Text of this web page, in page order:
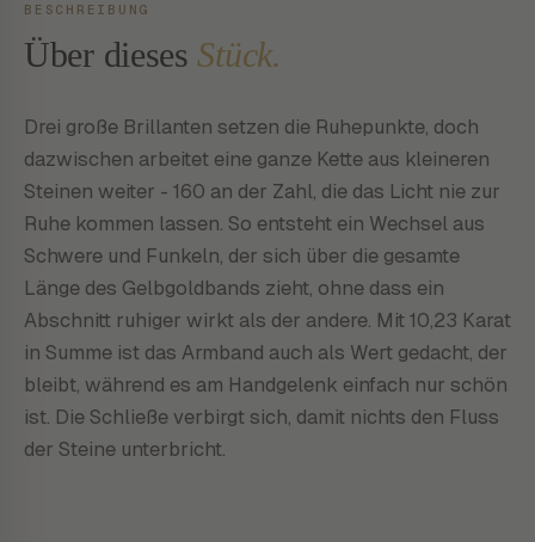
BESCHREIBUNG
Über dieses Stück.
Drei große Brillanten setzen die Ruhepunkte, doch
dazwischen arbeitet eine ganze Kette aus kleineren
Steinen weiter - 160 an der Zahl, die das Licht nie zur
Ruhe kommen lassen. So entsteht ein Wechsel aus
Schwere und Funkeln, der sich über die gesamte
Länge des Gelbgoldbands zieht, ohne dass ein
Abschnitt ruhiger wirkt als der andere. Mit 10,23 Karat
in Summe ist das Armband auch als Wert gedacht, der
bleibt, während es am Handgelenk einfach nur schön
ist. Die Schließe verbirgt sich, damit nichts den Fluss
der Steine unterbricht.